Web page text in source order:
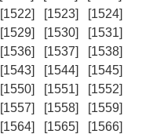
[1522] [1523]
[1524]
[1529] [1530]
[1531]
[1536] [1537]
[1538]
[1543] [1544]
[1545]
[1550] [1551]
[1552]
[1557] [1558]
[1559]
[1564] [1565]
[1566]